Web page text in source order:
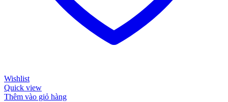
Wishlist
Quick view
Thêm vào giỏ hàng